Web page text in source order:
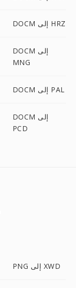
DOCM إلى HRZ
DOCM إلى
MNG
DOCM إلى PAL
DOCM إلى
PCD
PNG إلى XWD